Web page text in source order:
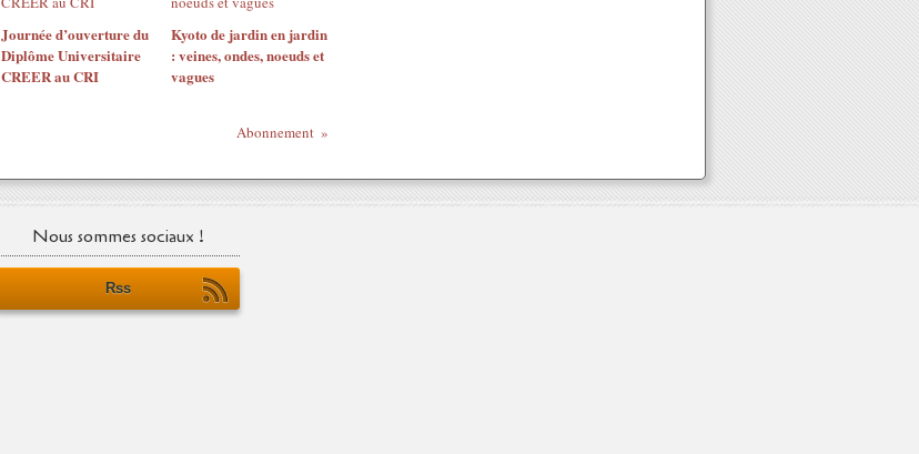
Journée d’ouverture du
Diplôme Universitaire
CREER au CRI
Kyoto de jardin en jardin
: veines, ondes, noeuds et
vagues
Abonnement
Nous sommes sociaux !
Rss